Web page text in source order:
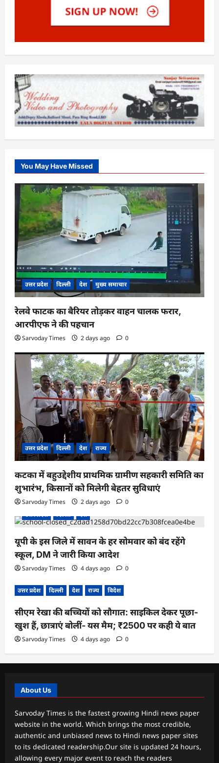
You May Have Missed
उत्तर प्रदेश दिल्ली देश मुख्य समाचार
रेलवे फाटक का बैरियर तोड़कर वाहन चालक फरार,
आरपीएफ ने की पहचान
Sarvoday Times 2 days ago 0
उत्तर प्रदेश दिल्ली देश राज्य
कटका में बहुउद्देशीय प्राथमिक ग्रामीण सहकारी समिति का
शुभारंभ, किसानों को मिलेगी बेहतर सुविधाएं
Sarvoday Times 2 days ago
0
उत्तर प्रदेश
दिल्ली देश
यूपी के इस जिले में सावन के हर सोमवार को बंद रहेंगे
स्कूल, DM ने जारी किया आदेश
Sarvoday Times 4 days ago 0
उत्तर प्रदेश दिल्ली देश राज्य विदेश
सीएम रेखा की बच्चियों को सौगात: साइकिल देकर पूछा-
खुश हैं, छात्राएं बोलीं- यस मैम; ₹2500 पर कही ये बात
Sarvoday Times 4 days ago 0
About Us
Sarvoday Times is the fastest growing Hindi news paper
website in the world. Which brings the most credible,
authentic and unbiased news to Hindi news paper sites
to its dedicated readership.Our site is updated 24 hours,
allowing every major event to reach the readers